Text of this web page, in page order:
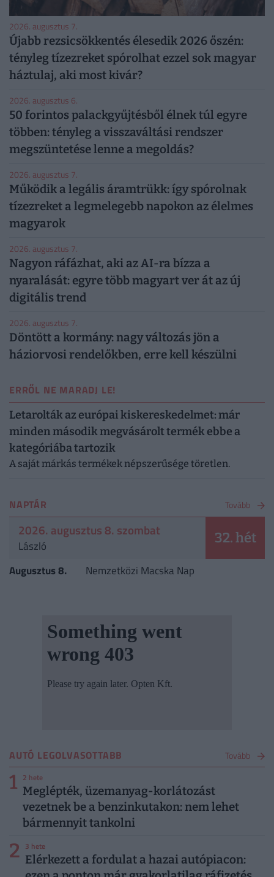
2026. augusztus 7.
Újabb rezsicsökkentés élesedik 2026 őszén:
tényleg tízezreket spórolhat ezzel sok magyar
háztulaj, aki most kivár?
2026. augusztus 6.
50 forintos palackgyűjtésből élnek túl egyre
többen: tényleg a visszaváltási rendszer
megszüntetése lenne a megoldás?
2026. augusztus 7.
Működik a legális áramtrükk: így spórolnak
tízezreket a legmelegebb napokon az élelmes
magyarok
2026. augusztus 7.
Nagyon ráfázhat, aki az AI-ra bízza a
nyaralását: egyre több magyart ver át az új
digitális trend
2026. augusztus 7.
Döntött a kormány: nagy változás jön a
háziorvosi rendelőkben, erre kell készülni
ERRŐL NE MARADJ LE!
Letarolták az európai kiskereskedelmet: már
minden második megvásárolt termék ebbe a
kategóriába tartozik
A saját márkás termékek népszerűsége töretlen.
NAPTÁR Tovább
2026. augusztus 8. szombat
László 32. hét
Augusztus 8. Nemzetközi Macska Nap
AUTÓ LEGOLVASOTTABB Tovább
1 2 hete
Meglépték, üzemanyag-korlátozást
vezetnek be a benzinkutakon: nem lehet
bármennyit tankolni
2 3 hete
Elérkezett a fordulat a hazai autópiacon: